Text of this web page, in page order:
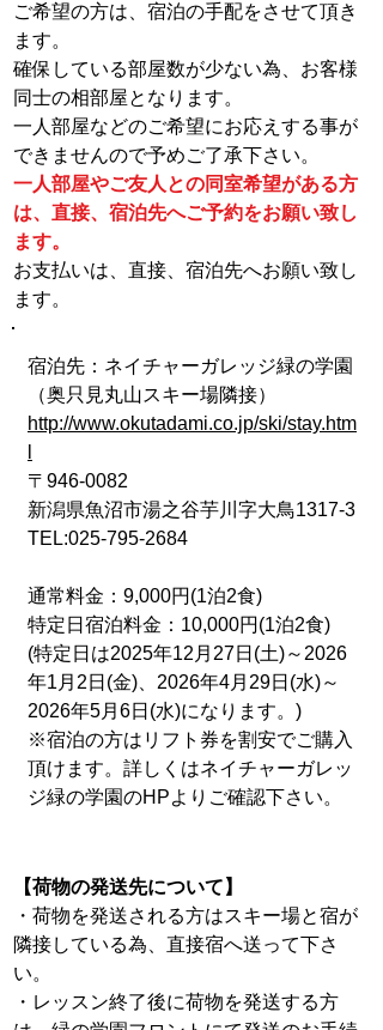
ご希望の方は、宿泊の手配をさせて頂き
ます。
確保している部屋数が少ない為、お客様
同士の相部屋となります。
一人部屋などのご希望にお応えする事が
できませんので予めご了承下さい。
一人部屋やご友人との同室希望がある方
は、直接、宿泊先へご予約をお願い致し
ます。
​お支払いは、直接、宿泊先へお願い致し
ます。
宿泊先：ネイチャーガレッジ緑の学園
（奥只見丸山スキー場隣接）
http://www.okutadami.co.jp/ski/stay.htm
〒946-0082
新潟県魚沼市湯之谷芋川字大鳥1317-3
TEL:025-795-2684
通常料金：9,000円(1泊2食)
特定日宿泊料金：10,000円(1泊2食)
(特定日は2025年12月27日(土)～2026
年1月2日(金)、2026年4月29日(水)～
2026年5月6日(水)になります。)
※宿泊の方はリフト券を割安でご購入
頂けます。詳しくはネイチャーガレッ
ジ緑の学園のHPよりご確認下さい。
【荷物の発送先について】
・荷物を発送される方はスキー場と宿が
隣接している為、直接宿へ送って下さ
い。
・レッスン終了後に荷物を発送する方